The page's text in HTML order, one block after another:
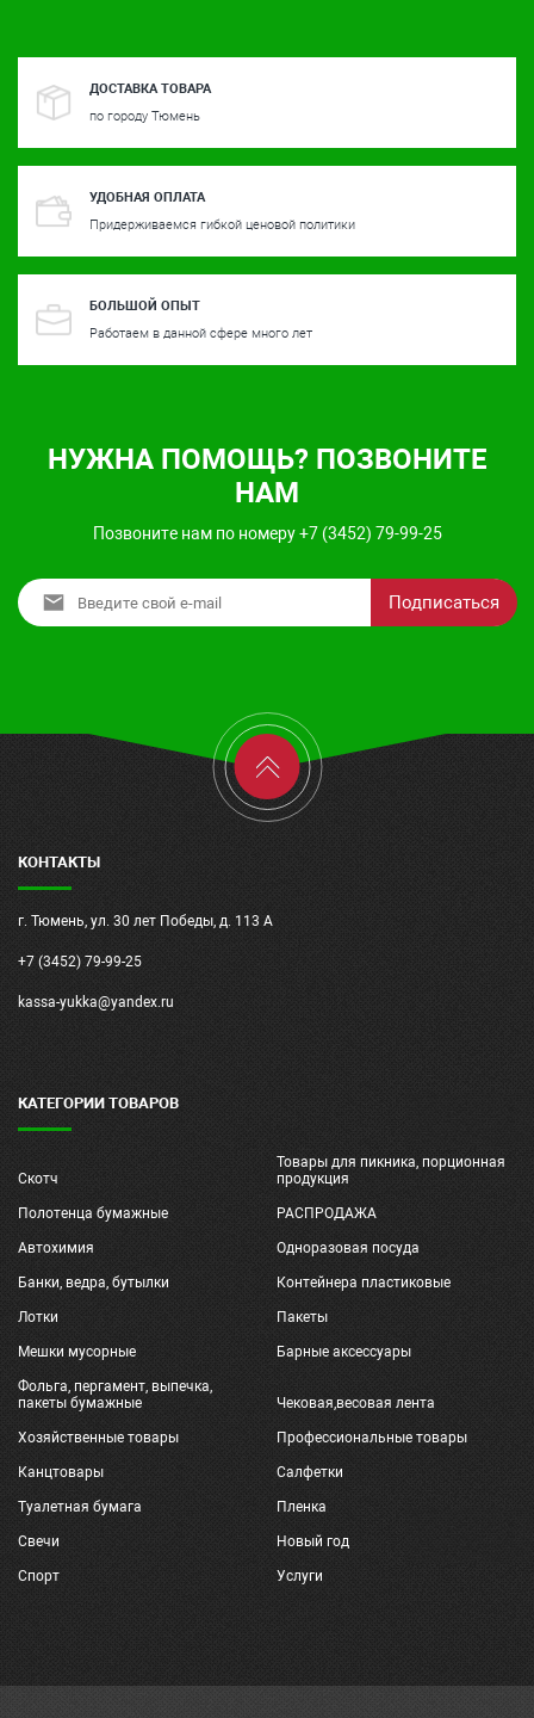
ДОСТАВКА ТОВАРА
по городу Тюмень
УДОБНАЯ ОПЛАТА
Придерживаемся гибкой ценовой политики
БОЛЬШОЙ ОПЫТ
Работаем в данной сфере много лет
НУЖНА ПОМОЩЬ? ПОЗВОНИТЕ
НАМ
Позвоните нам по номеру +7 (3452) 79-99-25
Подписаться
КОНТАКТЫ
г. Тюмень, ул. 30 лет Победы, д. 113 А
+7 (3452) 79-99-25
kassa-yukka@yandex.ru
КАТЕГОРИИ ТОВАРОВ
Скотч
Товары для пикника, порционная
продукция
Полотенца бумажные РАСПРОДАЖА
Автохимия Одноразовая посуда
Банки, ведра, бутылки Контейнера пластиковые
Лотки Пакеты
Мешки мусорные Барные аксессуары
Фольга, пергамент, выпечка,
пакеты бумажные
Чековая,весовая лента
Хозяйственные товары Профессиональные товары
Канцтовары Салфетки
Туалетная бумага Пленка
Свечи Новый год
Спорт Услуги